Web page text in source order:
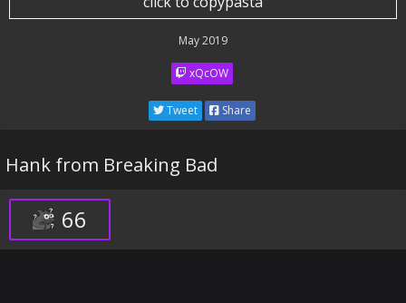
May 2019
xQcOW
Tweet Share
Hank from Breaking Bad
66